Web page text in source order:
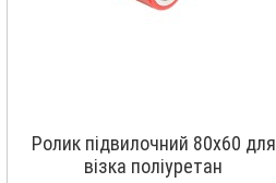
Ролик підвилочний 80х60 для
візка поліуретан